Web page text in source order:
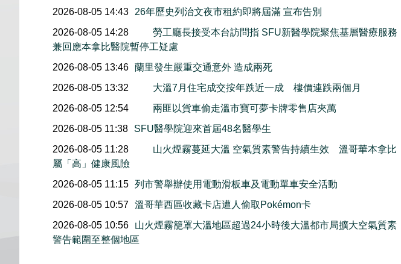
2026-08-05 14:43
26年歷史列治文夜市租約即將屆滿 宣布告別
2026-08-05 14:28
勞工廳長接受本台訪問指 SFU新醫學院聚焦基層醫療服務
兼回應本拿比醫院暫停工疑慮
2026-08-05 13:46 蘭里發生嚴重交通意外 造成兩死
2026-08-05 13:32
大溫7月住宅成交按年跌近一成 樓價連跌兩個月
2026-08-05 12:54
兩匪以貨車偷走溫市寶可夢卡牌零售店夾萬
2026-08-05 11:38
SFU醫學院迎來首屆48名醫學生
2026-08-05 11:28
山火煙霧蔓延大溫 空氣質素警告持續生效 溫哥華本拿比
屬「高」健康風險
2026-08-05 11:15 列市警舉辦使用電動滑板車及電動單車安全活動
2026-08-05 10:57 溫哥華西區收藏卡店遭人偷取Pokémon卡
2026-08-05 10:56
山火煙霧籠罩大溫地區超過24小時後大溫都市局擴大空氣質素
警告範圍至整個地區